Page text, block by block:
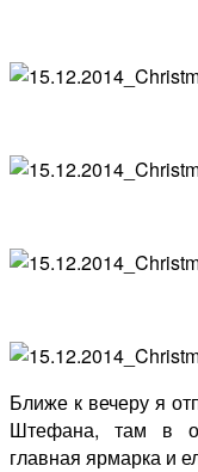
Ближе к вечеру я
Штефана, там в
главная ярмарка и